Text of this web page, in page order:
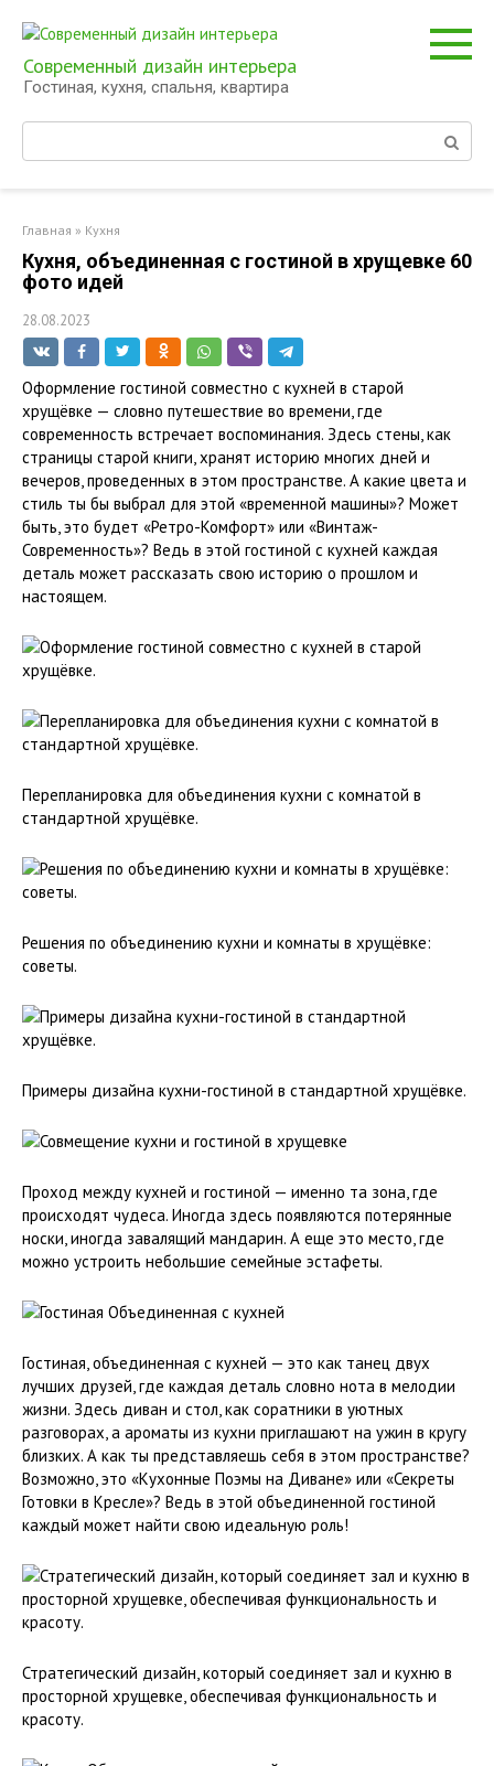
контенту
Современный дизайн интерьера
Гостиная, кухня, спальня, квартира
Поиск:
Главная » Кухня
Кухня, объединенная с гостиной в хрущевке 60
фото идей
28.08.2023
Оформление гостиной совместно с кухней в старой
хрущёвке — словно путешествие во времени, где
современность встречает воспоминания. Здесь стены, как
страницы старой книги, хранят историю многих дней и
вечеров, проведенных в этом пространстве. А какие цвета и
стиль ты бы выбрал для этой «временной машины»? Может
быть, это будет «Ретро-Комфорт» или «Винтаж-
Современность»? Ведь в этой гостиной с кухней каждая
деталь может рассказать свою историю о прошлом и
настоящем.
Перепланировка для объединения кухни с комнатой в
стандартной хрущёвке.
Решения по объединению кухни и комнаты в хрущёвке:
советы.
Примеры дизайна кухни-гостиной в стандартной хрущёвке.
Проход между кухней и гостиной — именно та зона, где
происходят чудеса. Иногда здесь появляются потерянные
носки, иногда завалящий мандарин. А еще это место, где
можно устроить небольшие семейные эстафеты.
Гостиная, объединенная с кухней — это как танец двух
лучших друзей, где каждая деталь словно нота в мелодии
жизни. Здесь диван и стол, как соратники в уютных
разговорах, а ароматы из кухни приглашают на ужин в кругу
близких. А как ты представляешь себя в этом пространстве?
Возможно, это «Кухонные Поэмы на Диване» или «Секреты
Готовки в Кресле»? Ведь в этой объединенной гостиной
каждый может найти свою идеальную роль!
Стратегический дизайн, который соединяет зал и кухню в
просторной хрущевке, обеспечивая функциональность и
красоту.